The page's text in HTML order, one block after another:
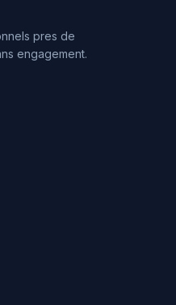
pres de
engagement.